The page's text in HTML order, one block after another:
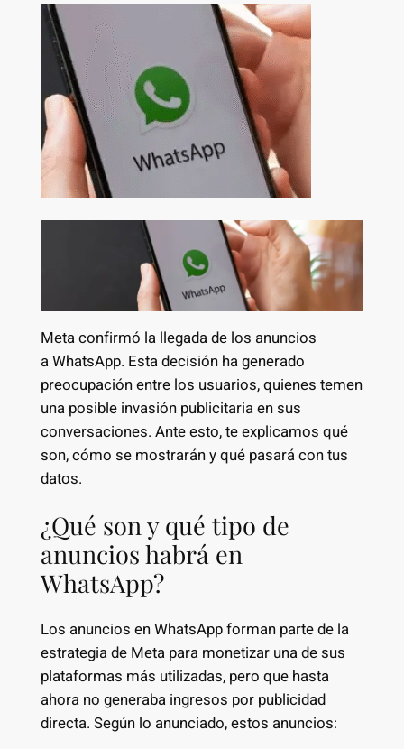
Meta confirmó la llegada de los anuncios
a WhatsApp. Esta decisión ha generado
preocupación entre los usuarios, quienes temen
una posible invasión publicitaria en sus
conversaciones. Ante esto, te explicamos qué
son, cómo se mostrarán y qué pasará con tus
datos.
¿Qué son y qué tipo de
anuncios habrá en
WhatsApp?
Los anuncios en WhatsApp forman parte de la
estrategia de Meta para monetizar una de sus
plataformas más utilizadas, pero que hasta
ahora no generaba ingresos por publicidad
directa. Según lo anunciado, estos anuncios: